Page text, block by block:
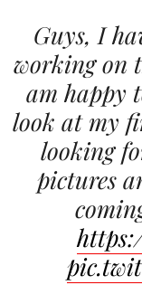
Guys, I
working on
am happy
look at my
looking
pictures